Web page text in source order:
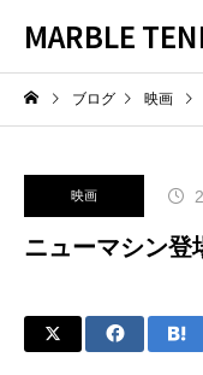
MARBLE
ブログ 映画
映画
ニューマシン登